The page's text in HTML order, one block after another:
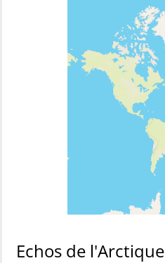
Echos de l'Arctique